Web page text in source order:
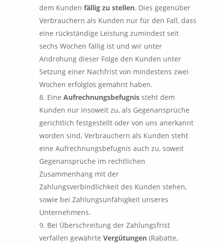
dem Kunden fällig zu stellen. Dies gegenüber
Verbrauchern als Kunden nur für den Fall, dass
eine rückständige Leistung zumindest seit
sechs Wochen fällig ist und wir unter
Androhung dieser Folge den Kunden unter
Setzung einer Nachfrist von mindestens zwei
Wochen erfolglos gemahnt haben.
Eine Aufrechnungsbefugnis steht dem
Kunden nur insoweit zu, als Gegenansprüche
gerichtlich festgestellt oder von uns anerkannt
worden sind. Verbrauchern als Kunden steht
eine Aufrechnungsbefugnis auch zu, soweit
Gegenansprüche im rechtlichen
Zusammenhang mit der
Zahlungsverbindlichkeit des Kunden stehen,
sowie bei Zahlungsunfähigkeit unseres
Unternehmens.
Bei Überschreitung der Zahlungsfrist
verfallen gewährte Vergütungen (Rabatte,